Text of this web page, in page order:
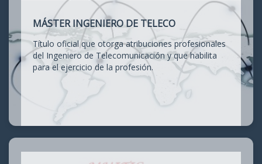
MÁSTER INGENIERO DE TELECO
Título oficial que otorga atribuciones profesionales
del Ingeniero de Telecomunicación y que habilita
para el ejercicio de la profesión.